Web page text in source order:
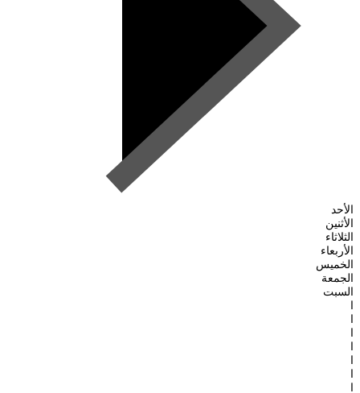
الأحد
الأثنين
الثلاثاء
الأربعاء
الخميس
الجمعة
السبت